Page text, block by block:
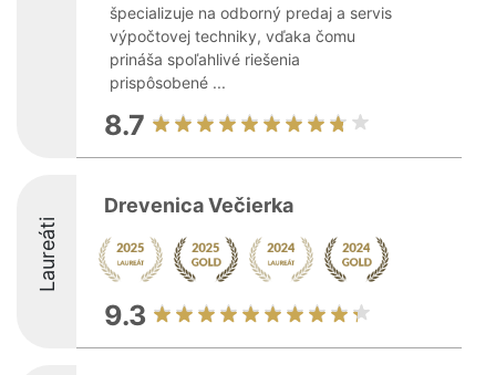
špecializuje na odborný predaj a servis
výpočtovej techniky, vďaka čomu
prináša spoľahlivé riešenia
prispôsobené ...
8.7
Laureáti
Drevenica Večierka
9.3